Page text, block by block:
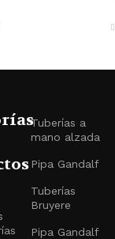
Tuberías a
mano alzada
Pipa Gandalf
Tuberías
Bruyere
Pipa Gandalf